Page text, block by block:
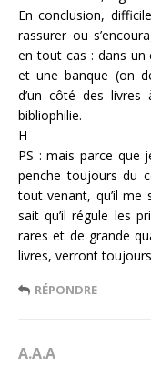
En conclusion,
rassurer ou
en tout cas : dans un
et une banque (on
d’un côté des
bibliophilie.
H
PS : mais parce que
penche toujours du
tout venant, qu’il me
sait qu’il régule les
rares et de grande
livres, verront
RÉPONDRE
A.A.A